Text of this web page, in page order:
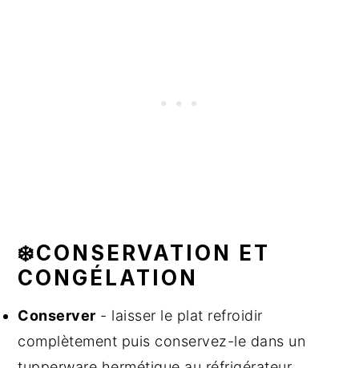
❄️CONSERVATION ET
CONGÉLATION
Conserver - laisser le plat refroidir
complètement puis conservez-le dans un